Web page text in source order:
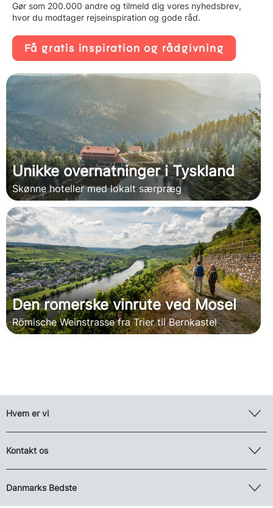
Gør som 200.000 andre og tilmeld dig vores nyhedsbrev,
hvor du modtager rejseinspiration og gode råd.
Få gratis inspiration og rådgivning
Unikke overnatninger i Tyskland
Skønne hoteller med lokalt særpræg
Den romerske vinrute ved Mosel
Römische Weinstrasse fra Trier til Bernkastel
Hvem er vi
Kontakt os
Danmarks Bedste